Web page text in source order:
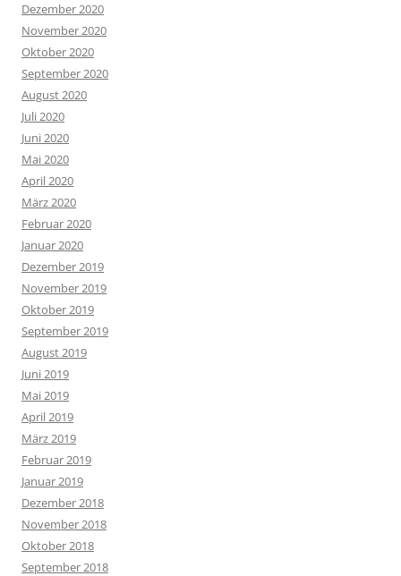
Dezember 2020
November 2020
Oktober 2020
September 2020
August 2020
Juli 2020
Juni 2020
Mai 2020
April 2020
März 2020
Februar 2020
Januar 2020
Dezember 2019
November 2019
Oktober 2019
September 2019
August 2019
Juni 2019
Mai 2019
April 2019
März 2019
Februar 2019
Januar 2019
Dezember 2018
November 2018
Oktober 2018
September 2018